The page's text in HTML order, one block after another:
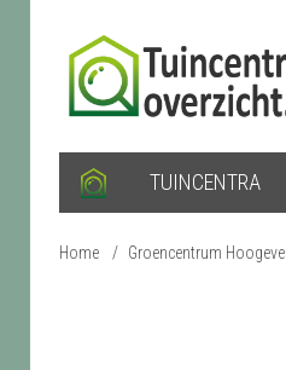
TUINCENTRA
Home / Groencentrum